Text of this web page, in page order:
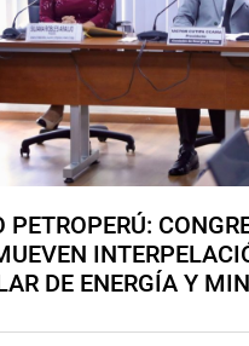
PETROPERÚ:
DE ENERGÍA Y